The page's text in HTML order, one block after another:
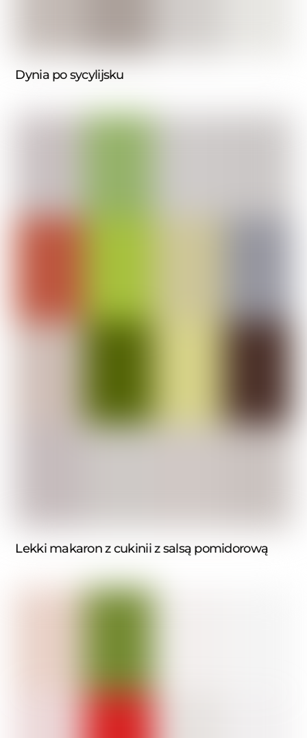
Dynia po sycylijsku
Lekki makaron z cukinii z salsą pomidorową